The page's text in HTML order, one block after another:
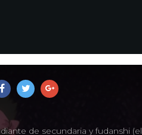
de secundaria y fudanshi (el